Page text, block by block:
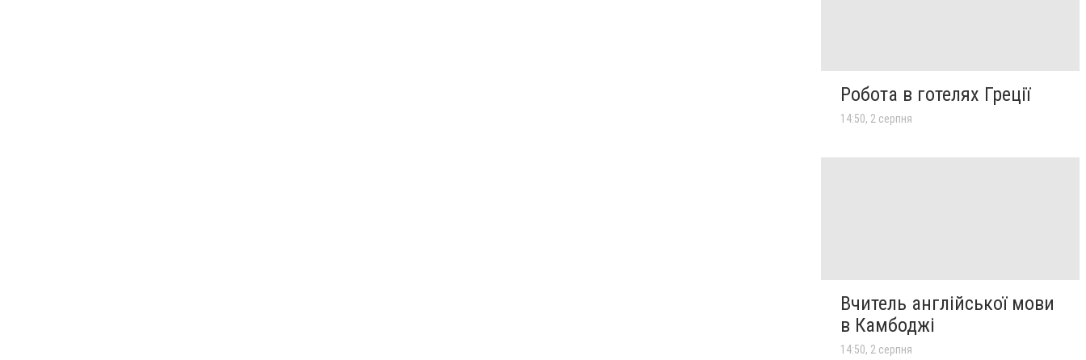
Робота в готелях Греції
14:50, 2 серпня
Вчитель англійської мови
в Камбоджі
14:50, 2 серпня